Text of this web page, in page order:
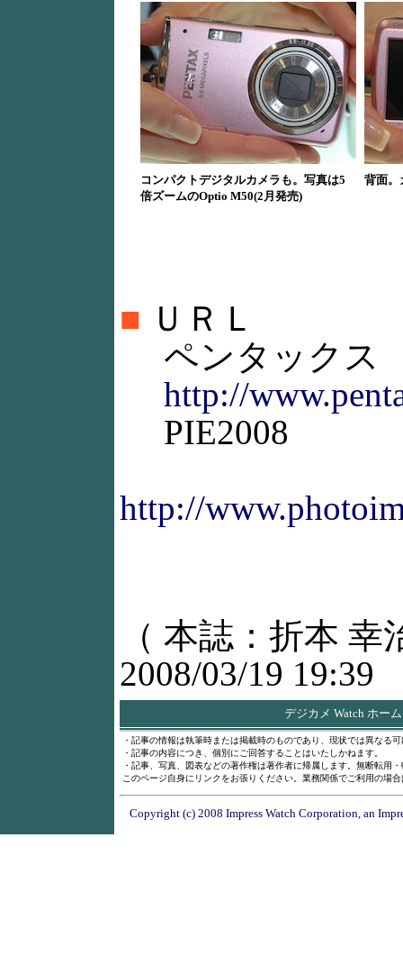
コンパクトデジタルカメラも。写真は5
倍ズームのOptio M50(2月発売)
背面。
■ ＵＲＬ
ペンタックス
http://
PIE2008
http://
（ 本誌：折本 幸
2008/03/19 19:39
デジカメ Watch ホー
・記事の情報は執筆時または掲載時のものであり、現状では異なる
・記事の内容につき、個別にご回答することはいたしかねます。
・記事、写真、図表などの著作権は著作者に帰属します。無断転用
このページ自身にリンクをお張りください。業務関係でご利用の場
Copyright (c) 2008 Impress Watch Corporation, an